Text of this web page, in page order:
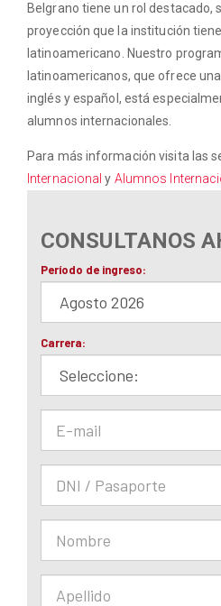
Belgrano tiene un rol destacado,
proyección que la institución
latinoamericano. Nuestro
latinoamericanos, que ofrece
inglés y español, está
alumnos internacionales.
Para más información visita las
Internacional y Alumnos
CONSULTANOS